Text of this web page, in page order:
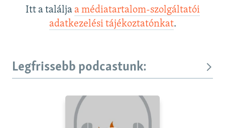
Itt a találja a médiatartalom-szolgáltatói
adatkezelési tájékoztatónkat.
Legfrissebb podcastunk: